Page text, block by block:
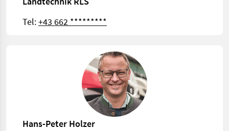
Tel:+43 662 *********
Hans-Peter Holzer